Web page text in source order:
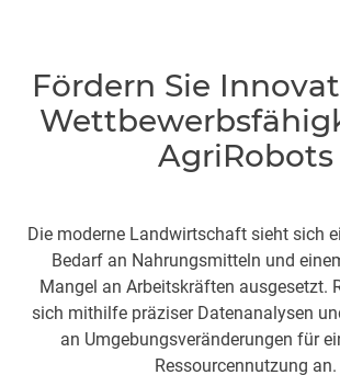
Fördern Sie
AgriRobots
Die moderne Landwirtschaft sieht sich
Bedarf an Nahrungsmitteln und
Mangel an Arbeitskräften ausgesetzt.
sich mithilfe präziser Datenanalysen
an Umgebungsveränderungen für
Ressourcennutzung an.